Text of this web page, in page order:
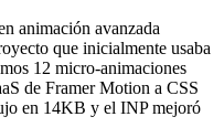
animación avanzada
que inicialmente usaba
12 micro-animaciones
de Framer Motion a CSS
en 14KB y el INP mejoró